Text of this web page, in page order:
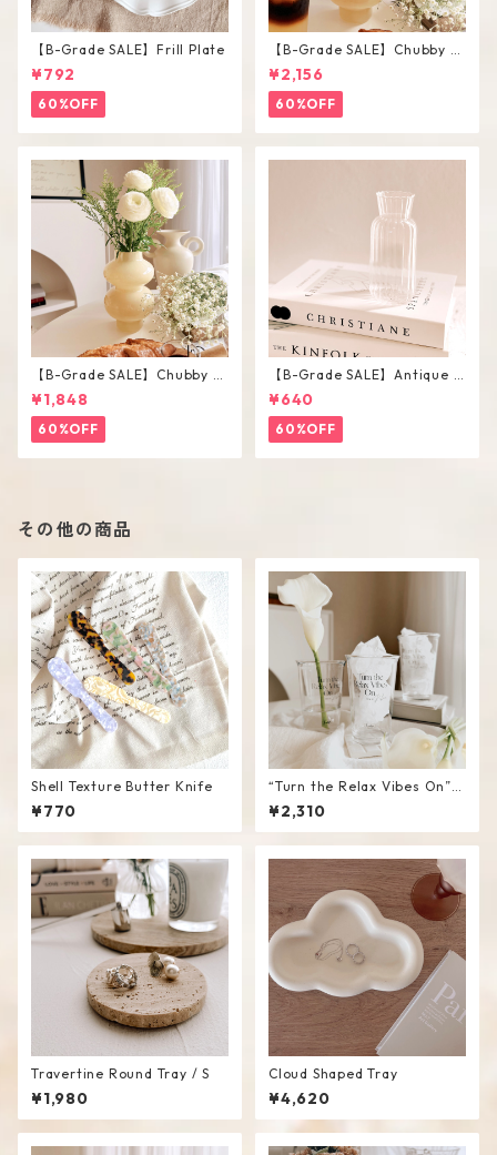
【B-Grade SALE】Frill Plate
¥792
60%OFF
【B-Grade SALE】Chubby V
ase / L
¥2,156
60%OFF
【B-Grade SALE】Chubby V
ase / M
¥1,848
60%OFF
【B-Grade SALE】Antique F
lower Vase #C
¥640
60%OFF
その他の商品
Shell Texture Butter Knife
¥770
“Turn the Relax Vibes On”
Glass Tumbler
¥2,310
Travertine Round Tray / S
¥1,980
Cloud Shaped Tray
¥4,620